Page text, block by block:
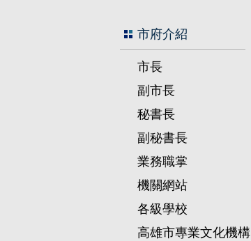
市府介紹
市長
副市長
秘書長
副秘書長
業務職掌
機關網站
各級學校
高雄市專業文化機構